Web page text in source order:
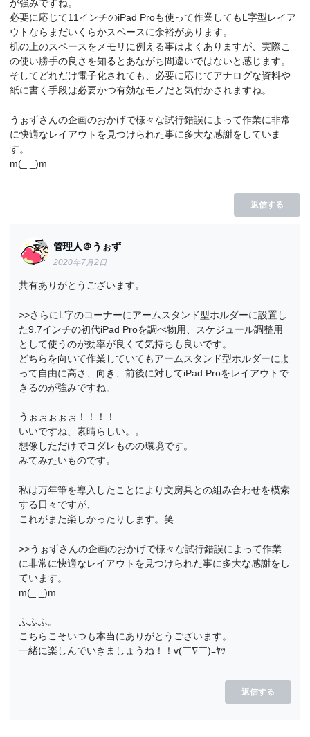
が強みですね。
必要に応じて11インチのiPad Proも使って作業してもL字型レイア
ウトならまだいくらかスペースに余裕があります。
机の上のスペースをメモリに例える事はよくありますが、実際こ
の使い勝手の良さを知るとあながち間違いではないと感じます。
そしてどれだけ電子化されても、必要に応じてアナログな資料や
紙に書く手段は必要かつ有効なモノだと気付かされますね。
うぉずさんの企画のおかげで様々な試行錯誤によって作業に非常
に快適なレイアウトを見つけられた事に多大な感謝をしていま
す。
m(_ _)m
返信する
管理人＠うぉず
2020年7月2日
共有ありがとうございます。
>>さらにL字のコーナーにアームスタンド型ホルダーに設置し
た9.7インチの初代iPad Proを調べ物用、スケジュール調整用
として使うのが効率が良くて気持ちも良いです。
どちらを向いて作業していてもアームスタンド型ホルダーによ
って自由に高さ、向き、前後に対してiPad Proをレイアウトで
きるのが強みですね。
うぉぉぉぉぉ！！！！
いいですね、素晴らしい。。
想像しただけでヨダレものの環境です。
みてみたいものです。
私は万年筆を導入したことにより文房具との組み合わせを模索
する日々ですが、
これがまた楽しかったりします。笑
>>うぉずさんの企画のおかげで様々な試行錯誤によって作業
に非常に快適なレイアウトを見つけられた事に多大な感謝をし
ています。
m(_ _)m
ふふふ。
こちらこそいつも本当にありがとうございます。
一緒に楽しんでいきましょうね！！v(￣∇￣)ﾆﾔｯ
返信する